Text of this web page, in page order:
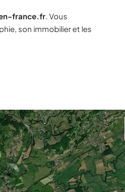
france.fr. Vous
son immobilier et les